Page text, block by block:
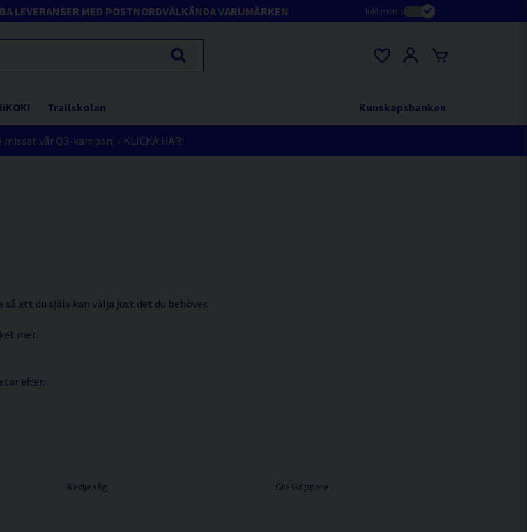
LEVERANSER MED POSTNORDVÄLKÄNDA VARUMÄRKEN Inkl.moms
Trallskolan Kunskapsbanken
missat vår Q3-kampanj - KLICKA HÄR!
att du själv kan välja just det du behöver.
mer.
efter.
Kedjesåg Gräsklippare